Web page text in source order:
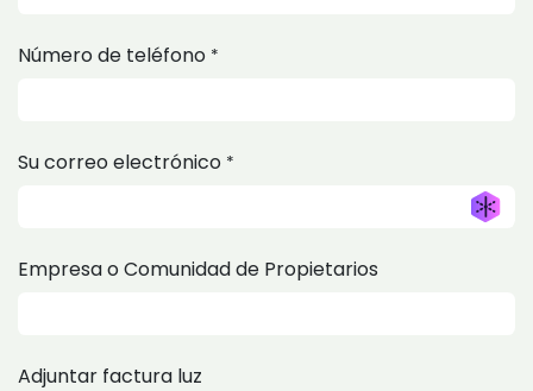
Número de teléfono *
Su correo electrónico *
Empresa o Comunidad de Propietarios
Adjuntar factura luz